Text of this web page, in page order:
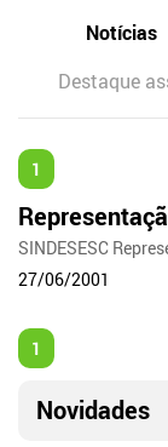
Notícias
Destaque
1
SINDESESC
27/06/2001
1
Novidades